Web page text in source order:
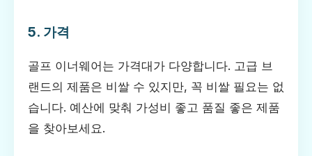
5. 가격
골프 이너웨어는 가격대가 다양합니다. 고급 브
랜드의 제품은 비쌀 수 있지만, 꼭 비쌀 필요는 없
습니다. 예산에 맞춰 가성비 좋고 품질 좋은 제품
을 찾아보세요.